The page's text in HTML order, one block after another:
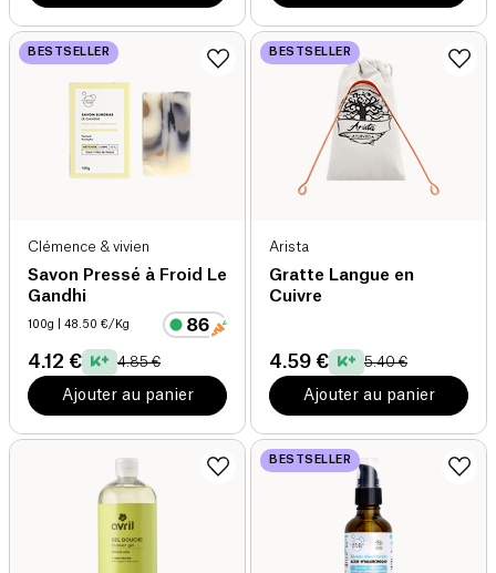
BESTSELLER
Clémence & vivien
Savon Pressé à Froid Le
Gandhi
100g | 48.50 €/Kg
4.12 € 4.85 €
Ajouter au panier
BESTSELLER
Arista
Gratte Langue en
Cuivre
4.59 € 5.40 €
Ajouter au panier
BESTSELLER